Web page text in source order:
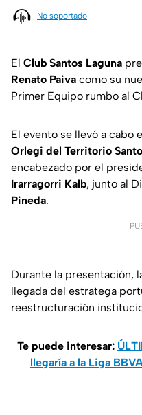
No soportado
El Club Santos Laguna
Renato Paiva como su
Primer Equipo rumbo al
El evento se llevó a cabo
Orlegi del Territorio
encabezado por el
Irarragorri Kalb, junto al
Pineda.
Durante la presentación,
llegada del estratega
reestructuración
Te puede interesar:
llegaría a la Liga